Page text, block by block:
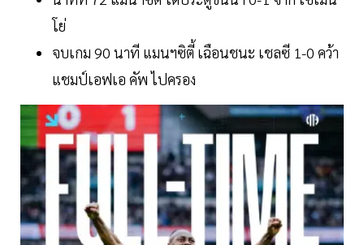
โย่
จบเกม 90 นาที แมนฯซิตี้ เฉือนชนะ เชลซี 1-0 คว้า
แชมป์เอฟเอ คัพ ไปครอง